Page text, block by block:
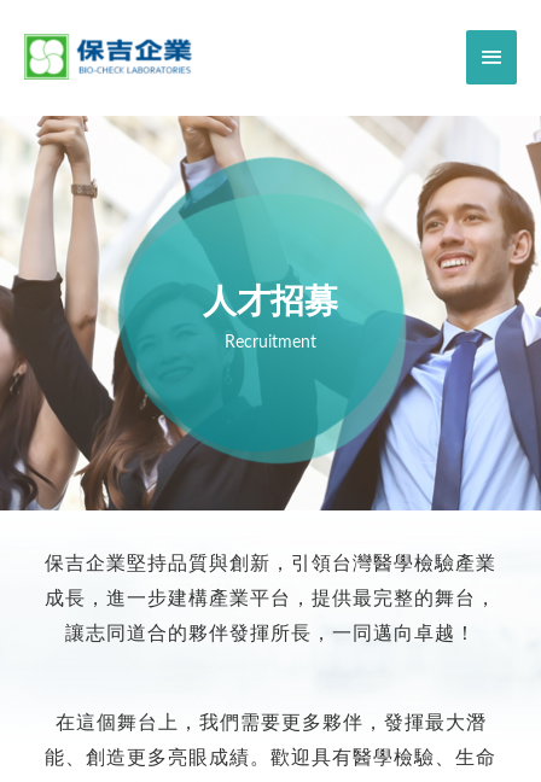
人才招募
Recruitment
保吉企業堅持品質與創新，引領台灣醫學檢驗產業
成長，進一步建構產業平台，提供最完整的舞台，
讓志同道合的夥伴發揮所長，一同邁向卓越！
在這個舞台上，我們需要更多夥伴，發揮最大潛
能、創造更多亮眼成績。歡迎具有醫學檢驗、生命